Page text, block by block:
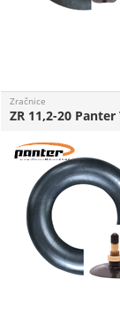
Zračnice
ZR 11,2-20